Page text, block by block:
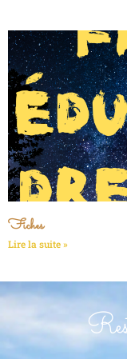
Fiches
Lire la suite »